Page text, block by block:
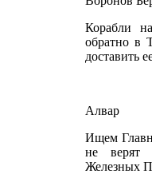
Корабли
обратно в
доставить
Алвар
Ищем
не верят
Железных